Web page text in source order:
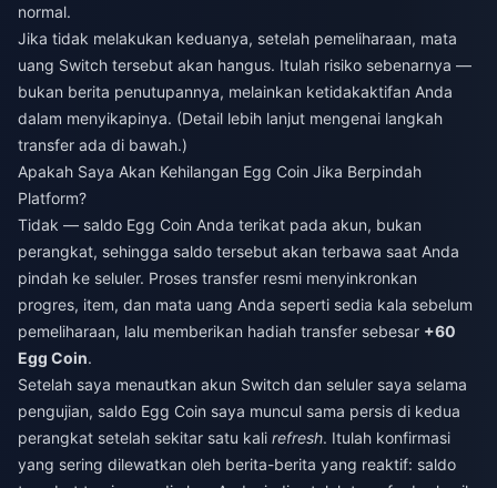
normal.
Jika tidak melakukan keduanya, setelah pemeliharaan, mata
uang Switch tersebut akan hangus. Itulah risiko sebenarnya —
bukan berita penutupannya, melainkan ketidakaktifan Anda
dalam menyikapinya. (Detail lebih lanjut mengenai langkah
transfer ada di bawah.)
Apakah Saya Akan Kehilangan Egg Coin Jika Berpindah
Platform?
Tidak — saldo Egg Coin Anda terikat pada akun, bukan
perangkat, sehingga saldo tersebut akan terbawa saat Anda
pindah ke seluler. Proses transfer resmi menyinkronkan
progres, item, dan mata uang Anda seperti sedia kala sebelum
pemeliharaan, lalu memberikan hadiah transfer sebesar +60
Egg Coin.
Setelah saya menautkan akun Switch dan seluler saya selama
pengujian, saldo Egg Coin saya muncul sama persis di kedua
perangkat setelah sekitar satu kali refresh. Itulah konfirmasi
yang sering dilewatkan oleh berita-berita yang reaktif: saldo